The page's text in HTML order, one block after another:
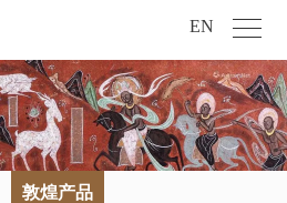
EN
敦煌产品